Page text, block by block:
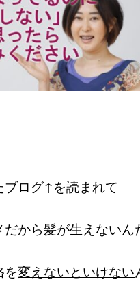
ブログ↑を読まれて
から髪が生えないん
を変えないといけない